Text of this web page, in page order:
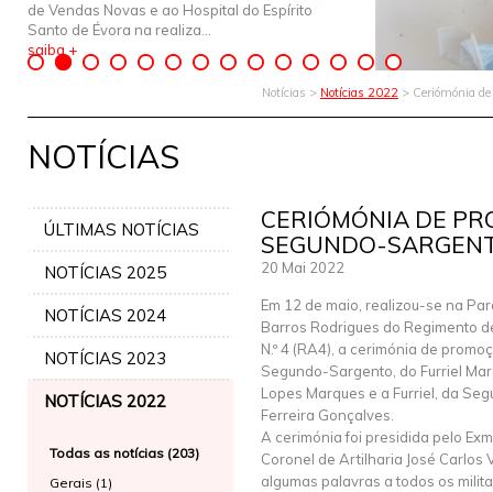
de Vendas Novas e ao Hospital do Espírito
Santo de Évora na realiza...
saiba +
Notícias > Notícias 2022 > Ceriómónia
NOTÍCIAS
ÚLTIMAS NOTÍCIAS
NOTÍCIAS 2025
NOTÍCIAS 2024
NOTÍCIAS 2023
NOTÍCIAS 2022
Todas as notícias (203)
Gerais (1)
CERIÓMÓNIA DE
SEGUNDO-
20 Mai 2022
Em 12 de maio, realizou-se na
Barros Rodrigues do Regimento
N.º 4 (RA4), a cerimónia de
Segundo-Sargento, do Furriel
Lopes Marques e a Furriel, da
Ferreira Gonçalves.
A cerimónia foi presidida pelo
Coronel de Artilharia José Carlos
algumas palavras a todos os